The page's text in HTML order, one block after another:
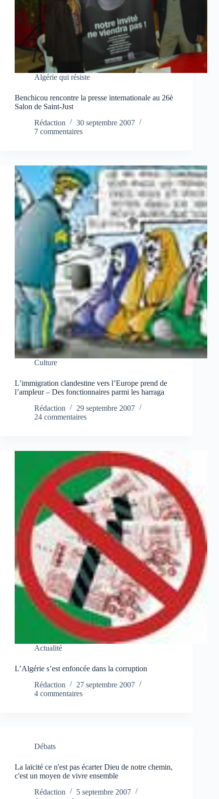
Algérie qui résiste
Benchicou rencontre la presse internationale au 26è
Salon de Saint-Just
Rédaction
30 septembre 2007
7 commentaires
Culture
L’immigration clandestine vers l’Europe prend de
l’ampleur – Des fonctionnaires parmi les harraga
Rédaction
29 septembre 2007
24 commentaires
Actualité
L’Algérie s’est enfoncée dans la corruption
Rédaction
27 septembre 2007
4 commentaires
Débats
La laïcité ce n'est pas écarter Dieu de notre chemin,
c'est un moyen de vivre ensemble
Rédaction
5 septembre 2007